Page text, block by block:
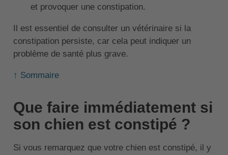
et provoquer une constipation.
Il est essentiel de consulter un vétérinaire si la
constipation persiste, car cela peut indiquer un
problème de santé plus grave.
↑ Sommaire
Que faire immédiatement si
son chien est constipé ?
Si vous remarquez que votre chien est constipé, il y